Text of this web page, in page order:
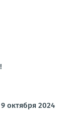
октября 2024